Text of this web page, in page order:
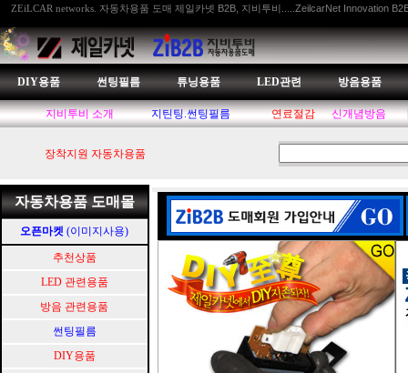
ZEiLCAR networks. 자동차용품 도매 제일카넷 B2B, 지비투비.....ZeilcarNet Innovation
DIY용품 썬팅필름 튜닝용품 LED관련 방음용품
지비투비 소개 지틴팅.썬팅필름 연료절감 신개념방음
장착지원 자동차용품
자동차용품 도매몰
오픈마켓 (이미지사용)
추천상품
LED 관련용품
방음 관련용품
썬팅필름
DIY용품